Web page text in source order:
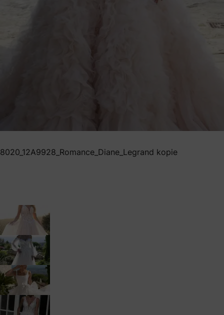
8020_12A9928_Romance_Diane_Legrand kopie